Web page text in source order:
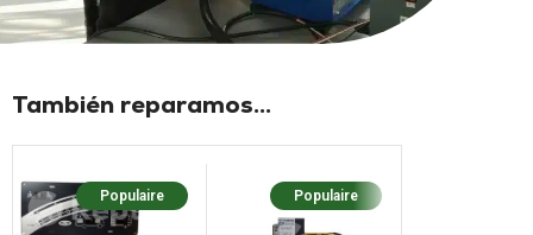
También reparamos...
Populaire Populaire Populaire